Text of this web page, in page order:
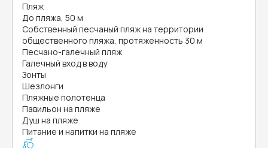
Пляж
До пляжа, 50 м
Собственный песчаный пляж на территории
общественного пляжа, протяженность 30 м
Песчано-галечный пляж
Галечный вход в воду
Зонты
Шезлонги
Пляжные полотенца
Павильон на пляже
Душ на пляже
Питание и напитки на пляже